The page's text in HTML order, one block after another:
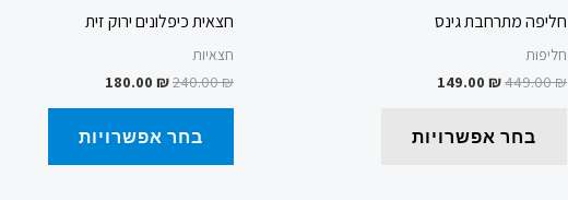
חליפה מתרחבת גינס
חליפות
449.00₪
149.00 ₪
בחר אפשרויות
חצאית כיפלונים ירוק זית
חצאיות
240.00₪
180.00 ₪
בחר אפשרויות